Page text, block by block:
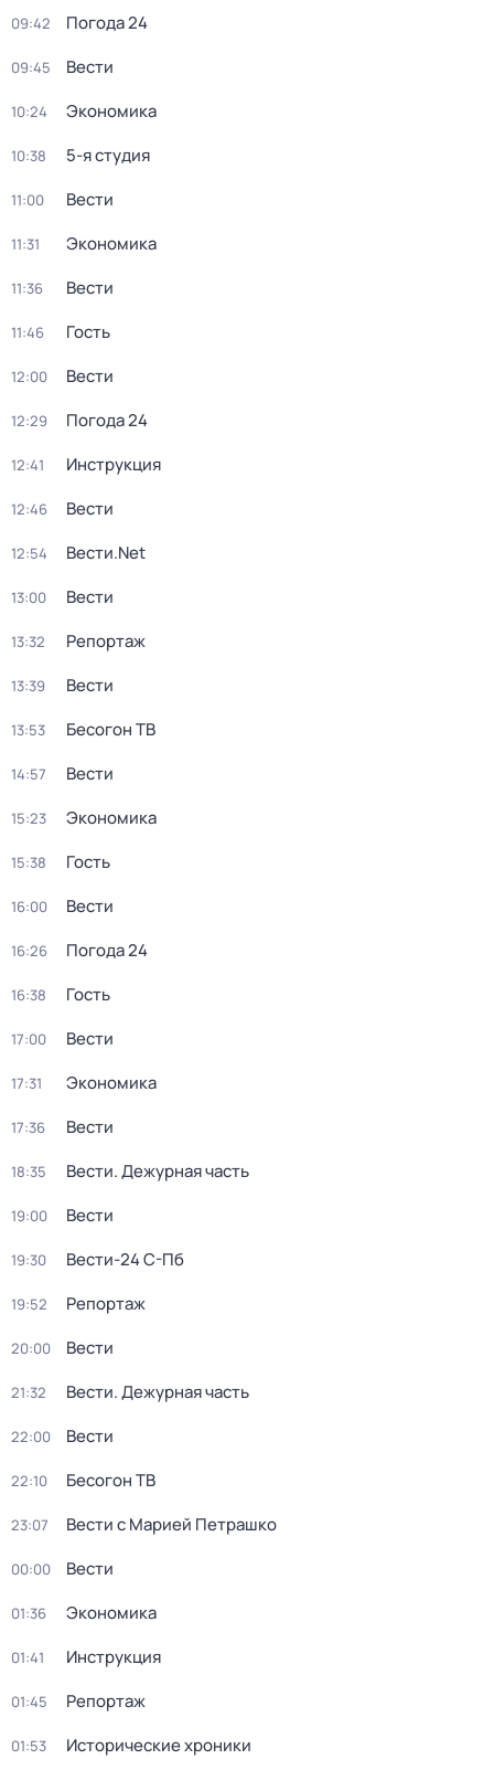
09:42 Погода 24
09:45 Вести
10:24 Экономика
10:38 5-я студия
11:00 Вести
11:31 Экономика
11:36 Вести
11:46 Гость
12:00 Вести
12:29 Погода 24
12:41 Инструкция
12:46 Вести
12:54 Вести.Net
13:00 Вести
13:32 Репортаж
13:39 Вести
13:53 Бесогон ТВ
14:57 Вести
15:23 Экономика
15:38 Гость
16:00 Вести
16:26 Погода 24
16:38 Гость
17:00 Вести
17:31 Экономика
17:36 Вести
18:35 Вести. Дежурная часть
19:00 Вести
19:30 Вести-24 С-Пб
19:52 Репортаж
20:00 Вести
21:32 Вести. Дежурная часть
22:00 Вести
22:10 Бесогон ТВ
23:07 Вести с Марией Петрашко
00:00 Вести
01:36 Экономика
01:41 Инструкция
01:45 Репортаж
01:53 Исторические хроники